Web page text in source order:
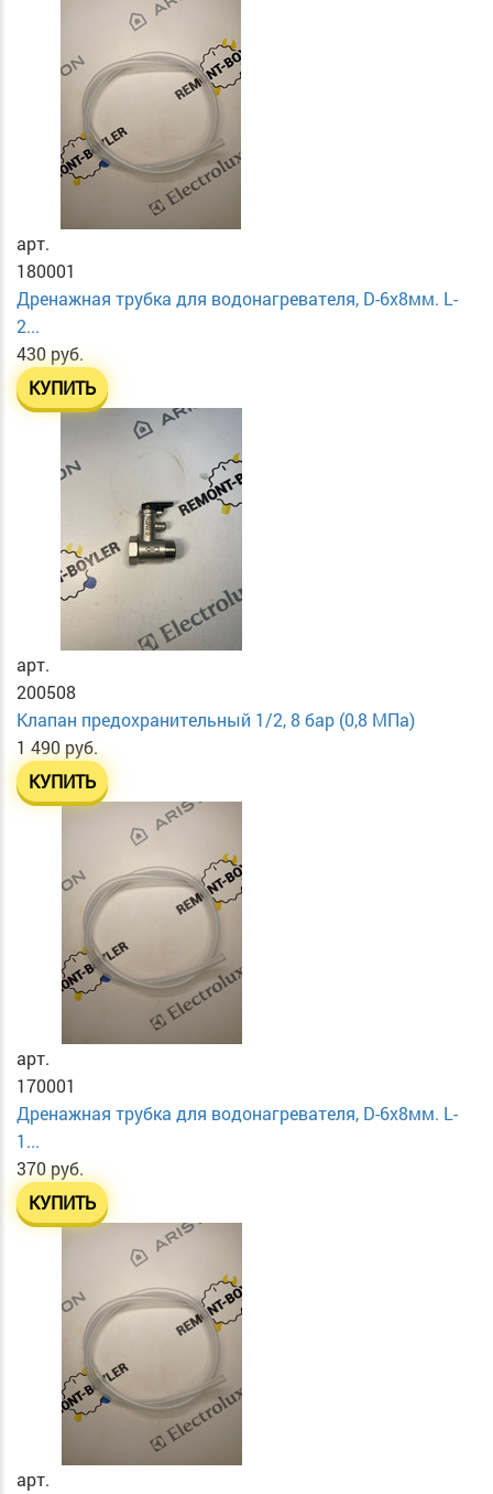
арт.
180001
Дренажная трубка для водонагревателя, D-6х8мм. L-
2...
430 руб.
КУПИТЬ
арт.
200508
Клапан предохранительный 1/2, 8 бар (0,8 МПа)
1 490 руб.
КУПИТЬ
арт.
170001
Дренажная трубка для водонагревателя, D-6х8мм. L-
1...
370 руб.
КУПИТЬ
арт.